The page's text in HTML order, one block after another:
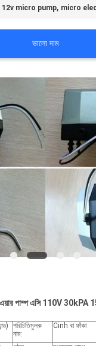
12v micro pump, micro
ভালো দাম
এয়ার পাম্প এসি 110V 30kPA
পরিচিতিমুলক
নাম:
Cinh বা ফাঁকা